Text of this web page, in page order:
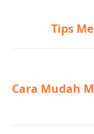
Tips
Cara Mudah